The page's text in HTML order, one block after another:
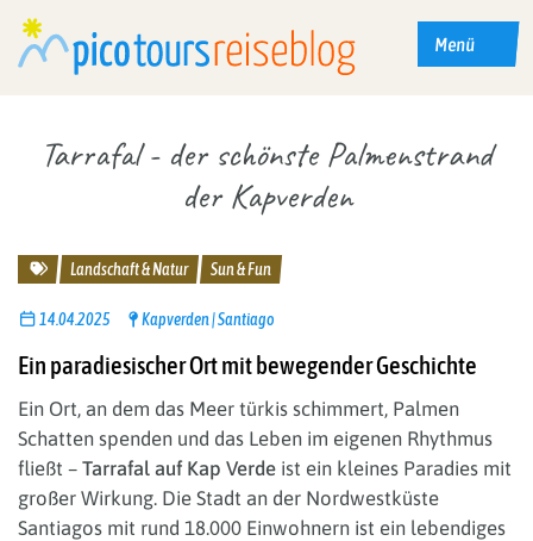
Menü
Tarrafal - der schönste Palmenstrand
der Kapverden
ReisethemenLandschaft & Natur Sun & Fun
14.04.2025 Kapverden Santiago
Ein paradiesischer Ort mit bewegender Geschichte
Ein Ort, an dem das Meer türkis schimmert, Palmen
Schatten spenden und das Leben im eigenen Rhythmus
fließt – Tarrafal auf Kap Verde ist ein kleines Paradies mit
großer Wirkung. Die Stadt an der Nordwestküste
Santiagos mit rund 18.000 Einwohnern ist ein lebendiges